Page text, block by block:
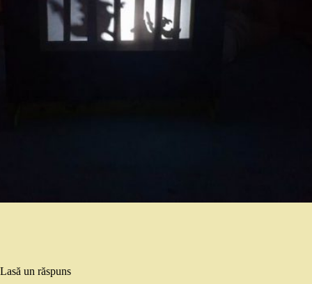
Lasă un răspuns